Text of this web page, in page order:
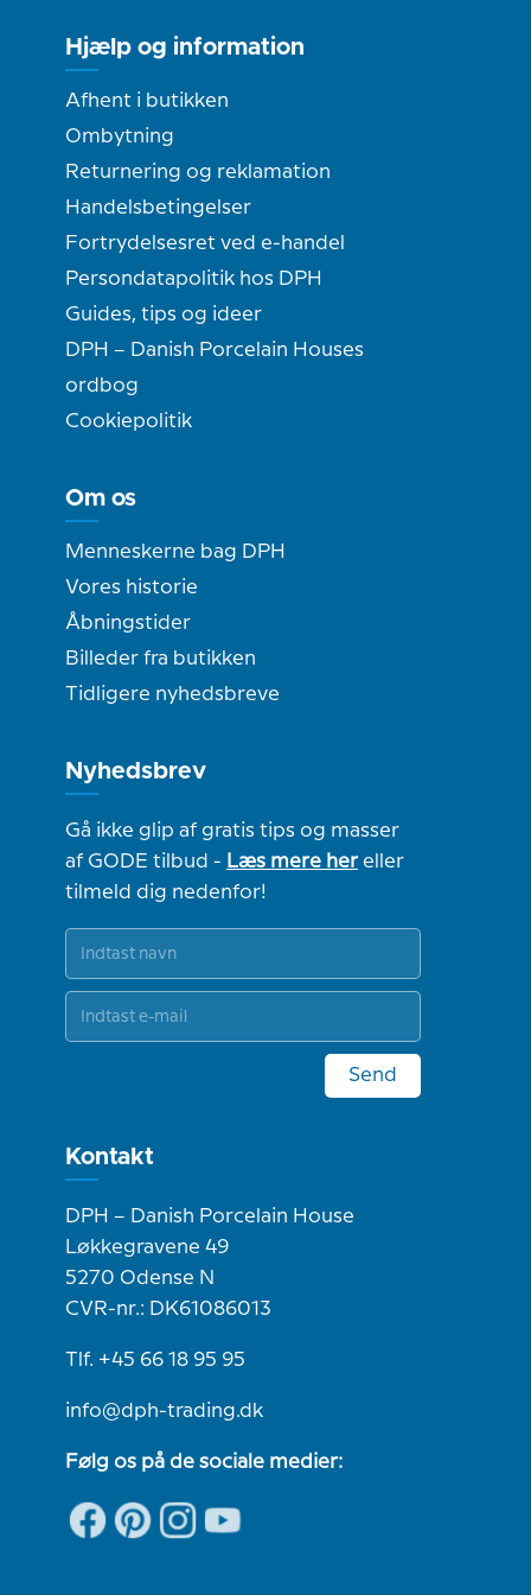
Hjælp og information
Afhent i butikken
Ombytning
Returnering og reklamation
Handelsbetingelser
Fortrydelsesret ved e-handel
Persondatapolitik hos DPH
Guides, tips og ideer
DPH – Danish Porcelain Houses
ordbog
Cookiepolitik
Om os
Menneskerne bag DPH
Vores historie
Åbningstider
Billeder fra butikken
Tidligere nyhedsbreve
Nyhedsbrev
Gå ikke glip af gratis tips og masser
af GODE tilbud - Læs mere hereller
tilmeld dig nedenfor!
Send
Kontakt
DPH – Danish Porcelain House
Løkkegravene 49
5270 Odense N
CVR-nr.: DK61086013
Tlf. +45 66 18 95 95
info@dph-trading.dk
Følg os på de sociale medier: